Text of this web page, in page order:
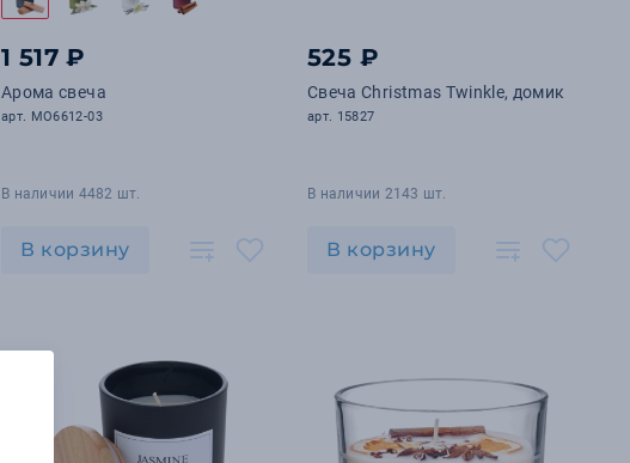
1 517 ₽
Арома свеча
арт. MO6612-03
В наличии 4482 шт.
В корзину
525 ₽
Свеча Christmas Twinkle, домик
арт. 15827
В наличии 2143 шт.
В корзину